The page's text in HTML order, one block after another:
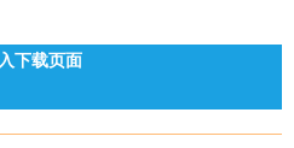
下载页面